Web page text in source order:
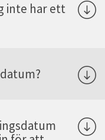
inte har ett